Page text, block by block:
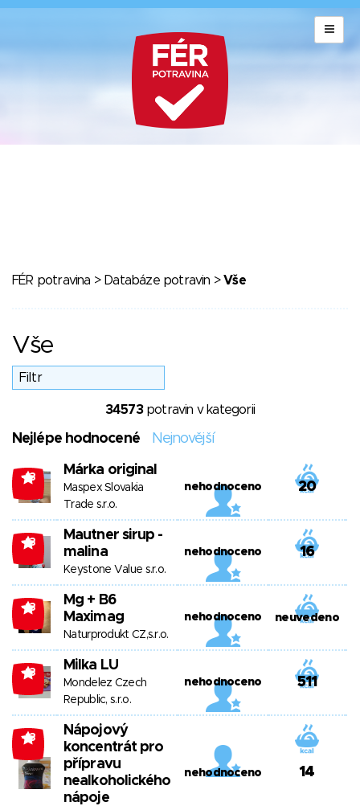
FÉR potravina > Databáze potravin >Vše
Vše
34573potravin v kategorii
Nejlépe hodnocené Nejnovější
-13 Márka original
Maspex Slovakia
Trade s.r.o.
nehodnoceno 20
-13
Mautner sirup -
malina
Keystone Value s.r.o.
nehodnoceno 16
-13
Mg + B6
Maximag
Naturprodukt CZ,s.r.o.
nehodnoceno neuvedeno
-13 Milka LU
Mondelez Czech
Republic, s.r.o.
nehodnoceno 511
-13
Nápojový
koncentrát pro
přípravu
nealkoholického
nápoje
nehodnoceno 14